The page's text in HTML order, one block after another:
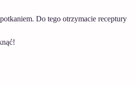
Do tego otrzymacie receptury